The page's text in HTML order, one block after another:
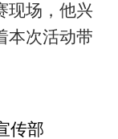
现场，他兴
本次活动带
传部